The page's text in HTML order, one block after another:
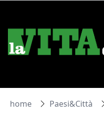
home Paesi&Città